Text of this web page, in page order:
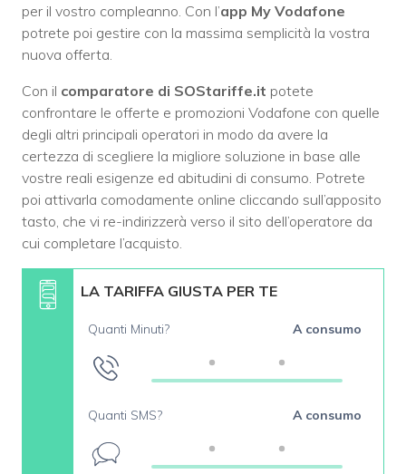
per il vostro compleanno. Con l’app My Vodafone
potrete poi gestire con la massima semplicità la vostra
nuova offerta.
Con il comparatore di SOStariffe.it potete
confrontare le offerte e promozioni Vodafone con quelle
degli altri principali operatori in modo da avere la
certezza di scegliere la migliore soluzione in base alle
vostre reali esigenze ed abitudini di consumo. Potrete
poi attivarla comodamente online cliccando sull’apposito
tasto, che vi re-indirizzerà verso il sito dell’operatore da
cui completare l’acquisto.
LA TARIFFA GIUSTA PER TE
Quanti Minuti? A consumo
Quanti SMS? A consumo